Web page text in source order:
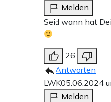
Melden
Seid wann hat
26
Antworten
LWK05.06.2024
Melden